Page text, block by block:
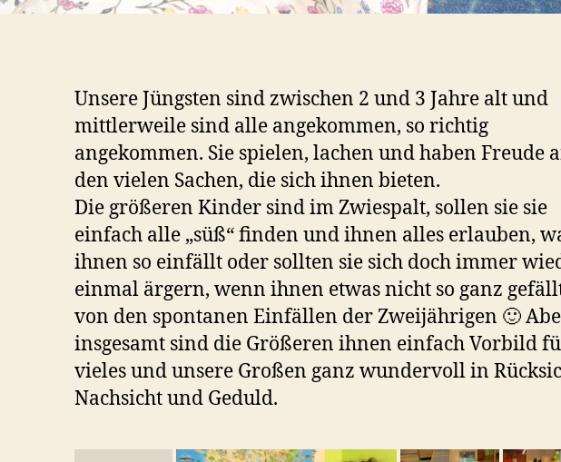
Unsere Jüngsten sind zwischen 2 und 3 Jahre alt und
mittlerweile sind alle angekommen, so richtig
angekommen. Sie spielen, lachen und haben Freude
den vielen Sachen, die sich ihnen bieten.
Die größeren Kinder sind im Zwiespalt, sollen sie sie
einfach alle „süß“ finden und ihnen alles erlauben,
ihnen so einfällt oder sollten sie sich doch immer
einmal ärgern, wenn ihnen etwas nicht so ganz
von den spontanen Einfällen der Zweijährigen 🙂
insgesamt sind die Größeren ihnen einfach Vorbild
vieles und unsere Großen ganz wundervoll in
Nachsicht und Geduld.